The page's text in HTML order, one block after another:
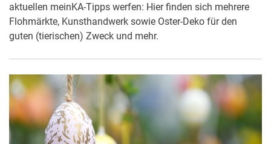
aktuellen meinKA-Tipps werfen: Hier finden sich mehrere
Flohmärkte, Kunsthandwerk sowie Oster-Deko für den
guten (tierischen) Zweck und mehr.